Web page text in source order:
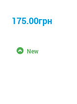
175.00грн
New